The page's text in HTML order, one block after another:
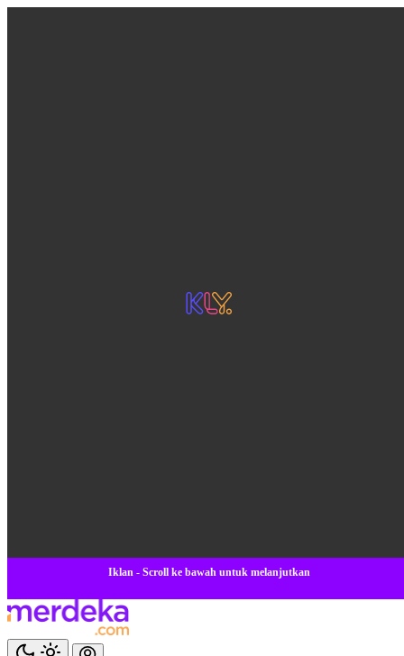
Iklan - Scroll ke bawah untuk melanjutkan